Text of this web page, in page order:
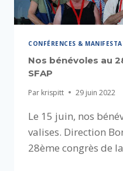
CONFÉRENCES &
Nos bénévoles au
SFAP
Par krispitt 29 juin 2022
Le 15 juin, nos
valises. Direction
28ème congrès de la